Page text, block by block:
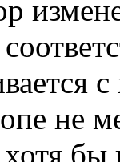
не
бы